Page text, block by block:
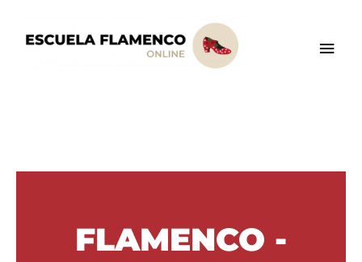
contenido
FLAMENCO -